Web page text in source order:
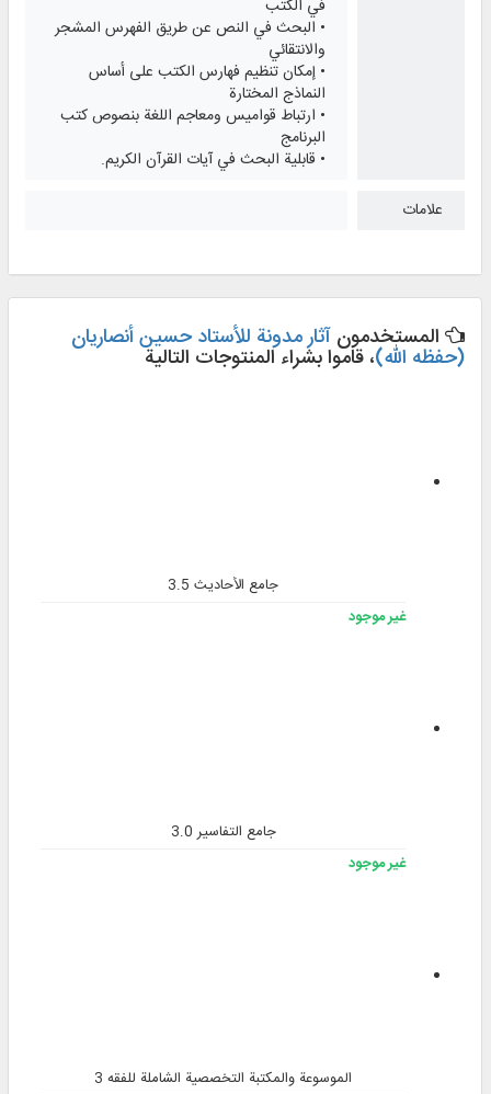
في الكتب
• البحث في النص عن طریق الفهرس المشجر
والانتقائي
• إمكان تنظیم فهارس الكتب علی أساس
النماذج المختارة
• ارتباط قوامیس ومعاجم اللغة بنصوص كتب
البرنامج
• قابلیة البحث في آیات القرآن الكریم.
علامات
المستخدمون آثار مدونة للأستاد حسین أنصاریان
(حفظه الله)، قاموا بشراء المنتوجات التالية
جامع الأحاديث 3.5
غير موجود
جامع التفاسير 3.0
غير موجود
الموسوعة والمكتبة التخصصية الشاملة للفقه 3